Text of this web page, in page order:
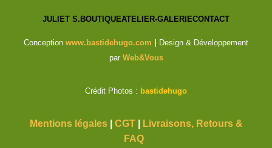
JULIET S. BOUTIQUEATELIER-GALERIECONTACT
Conception www.bastidehugo.com
Design & Développement
par Web&Vous
Crédit Photos : bastidehugo
Mentions légales| CGT|
Livraisons, Retours &
FAQ